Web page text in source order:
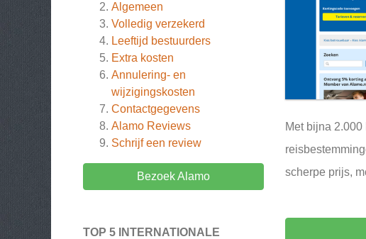
Algemeen
Volledig verzekerd
Leeftijd bestuurders
Extra kosten
Annulering- en
wijzigingskosten
Contactgegevens
Alamo Reviews
Schrijf een review
Bezoek Alamo
TOP 5 INTERNATIONALE
Met bijna
scherpe prijs,